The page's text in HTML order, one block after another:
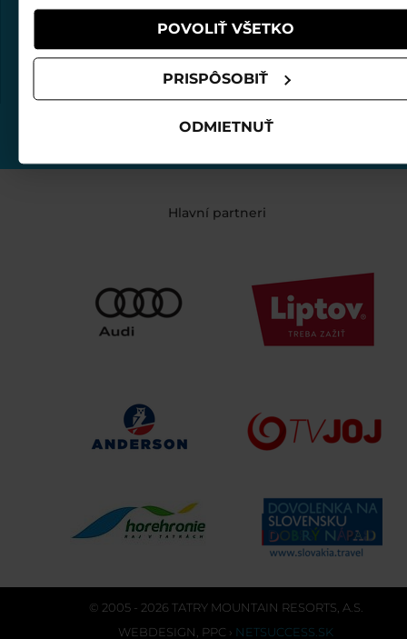
POVOLIŤ VŠETKO
PRISPÔSOBIŤ
ODMIETNUŤ
Klientské centrum Krupová
PO - NE= 8:00 - 17:30
+421 911 85 63 91
infolinka(PO-NE 8
Hlavní partneri
© 2005 - 2026 TATRY MOUNTAIN RESORTS, A.S.
WEBDESIGN PPC › NETSUCCESS.SK